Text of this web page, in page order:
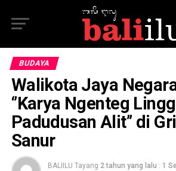
BUDAYA
Walikota Jaya
‘’Karya Ngenteg
Padudusan Alit’’ di
Sanur
BALIILU Tayang 2 tahun yang lalu : 1